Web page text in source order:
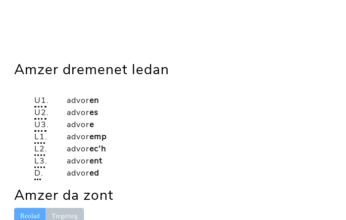
Amzer dremenet ledan
U1. advoren
U2. advores
U3. advore
L1. advoremp
L2. advorec'h
L3. advorent
D. advored
Amzer da zont
Reolad Tregerieg